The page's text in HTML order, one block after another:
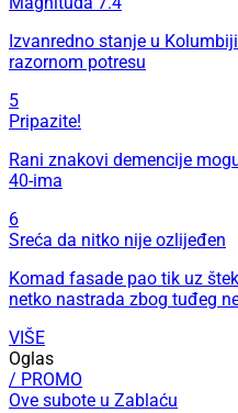
Izvanredno stanje u
razornom potresu
5
Pripazite!
Rani znakovi demencije
40-ima
6
Sreća da nitko nije ozlijeđen
Komad fasade pao tik uz
netko nastrada zbog tuđeg
VIŠE
Oglas
/ PROMO
Ove subote u Zablaću